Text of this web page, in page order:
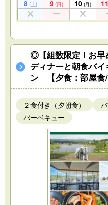
8 (土) 9 (日) 10 (月) 11
◎【組数限定！お
ディナーと朝食バ
ン 【夕食：部屋食/
２食付き（夕朝食）
バーベキュー